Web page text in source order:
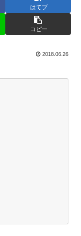
はてブ
コピー
2018.06.26